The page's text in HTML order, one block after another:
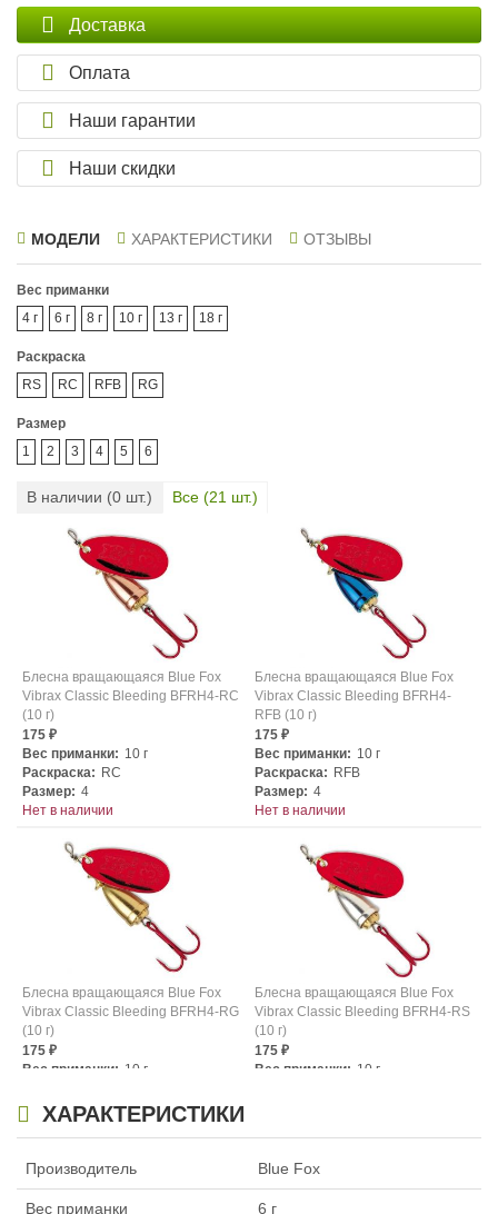
Доставка
Оплата
Наши гарантии
Наши скидки
МОДЕЛИ ХАРАКТЕРИСТИКИ ОТЗЫВЫ
Вес приманки
4 г
6 г 8 г 10 г 13 г 18 г
Раскраска
RS
RC RFB RG
Размер
1
2 3 4 5 6
В наличии (0 шт.) Все (21 шт.)
Блесна вращающаяся Blue Fox
Vibrax Classic Bleeding BFRH4-RC
(10 г)
175 ₽
Вес приманки: 10 г
Раскраска: RC
Размер: 4
Нет в наличии
Блесна вращающаяся Blue Fox
Vibrax Classic Bleeding BFRH4-
RFB (10 г)
175 ₽
Вес приманки: 10 г
Раскраска: RFB
Размер: 4
Нет в наличии
Блесна вращающаяся Blue Fox
Vibrax Classic Bleeding BFRH4-RG
(10 г)
175 ₽
Вес приманки: 10 г
Размер:4
Нет в наличии
Блесна вращающаяся Blue Fox
Vibrax Classic Bleeding BFRH4-RS
(10 г)
175 ₽
Вес приманки: 10 г
ХАРАКТЕРИСТИКИ
Производитель Blue Fox
Вес приманки 6 г